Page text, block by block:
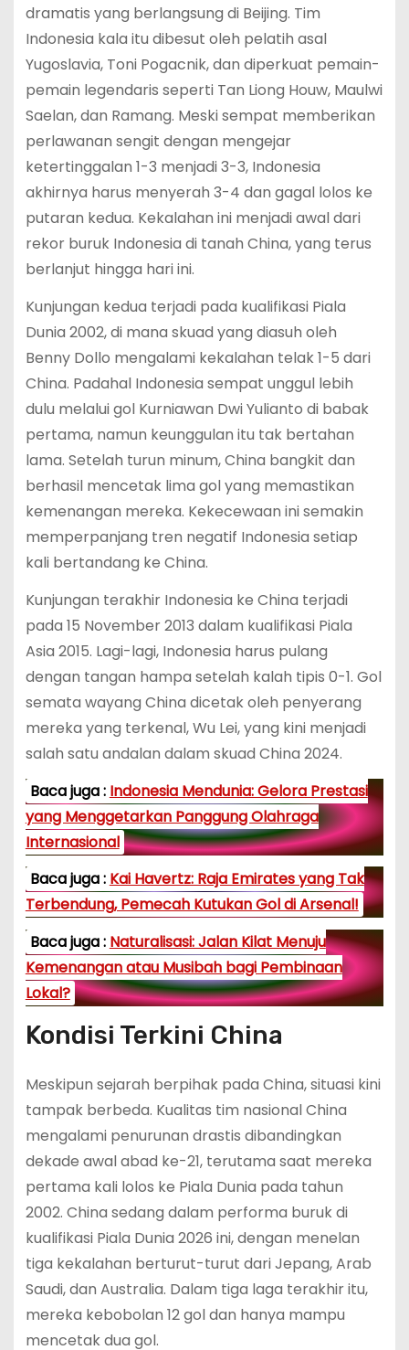
dramatis yang berlangsung di Beijing. Tim
Indonesia kala itu dibesut oleh pelatih asal
Yugoslavia, Toni Pogacnik, dan diperkuat pemain-
pemain legendaris seperti Tan Liong Houw, Maulwi
Saelan, dan Ramang. Meski sempat memberikan
perlawanan sengit dengan mengejar
ketertinggalan 1-3 menjadi 3-3, Indonesia
akhirnya harus menyerah 3-4 dan gagal lolos ke
putaran kedua. Kekalahan ini menjadi awal dari
rekor buruk Indonesia di tanah China, yang terus
berlanjut hingga hari ini.
Kunjungan kedua terjadi pada kualifikasi Piala
Dunia 2002, di mana skuad yang diasuh oleh
Benny Dollo mengalami kekalahan telak 1-5 dari
China. Padahal Indonesia sempat unggul lebih
dulu melalui gol Kurniawan Dwi Yulianto di babak
pertama, namun keunggulan itu tak bertahan
lama. Setelah turun minum, China bangkit dan
berhasil mencetak lima gol yang memastikan
kemenangan mereka. Kekecewaan ini semakin
memperpanjang tren negatif Indonesia setiap
kali bertandang ke China.
Kunjungan terakhir Indonesia ke China terjadi
pada 15 November 2013 dalam kualifikasi Piala
Asia 2015. Lagi-lagi, Indonesia harus pulang
dengan tangan hampa setelah kalah tipis 0-1. Gol
semata wayang China dicetak oleh penyerang
mereka yang terkenal, Wu Lei, yang kini menjadi
salah satu andalan dalam skuad China 2024.
Baca juga : Indonesia Mendunia: Gelora Prestasi
yang Menggetarkan Panggung Olahraga
Internasional
Baca juga : Kai Havertz: Raja Emirates yang Tak
Terbendung, Pemecah Kutukan Gol di Arsenal!
Baca juga : Naturalisasi: Jalan Kilat Menuju
Kemenangan atau Musibah bagi Pembinaan
Lokal?
Kondisi Terkini China
Meskipun sejarah berpihak pada China, situasi kini
tampak berbeda. Kualitas tim nasional China
mengalami penurunan drastis dibandingkan
dekade awal abad ke-21, terutama saat mereka
pertama kali lolos ke Piala Dunia pada tahun
2002. China sedang dalam performa buruk di
kualifikasi Piala Dunia 2026 ini, dengan menelan
tiga kekalahan berturut-turut dari Jepang, Arab
Saudi, dan Australia. Dalam tiga laga terakhir itu,
mereka kebobolan 12 gol dan hanya mampu
mencetak dua gol.